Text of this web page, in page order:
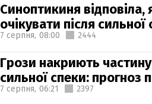
Синоптикиня відповіла,
очікувати після сильної
7 серпня, 08:00 2444
Грози накриють
сильної спеки: прогноз
7 серпня, 06:21 2397